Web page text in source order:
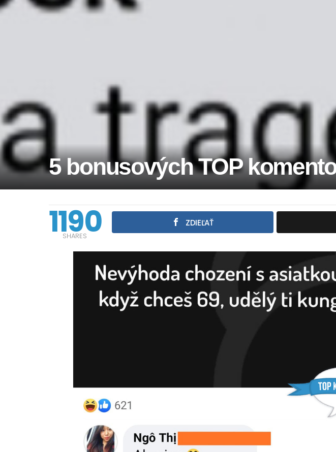
5 bonusových TOP
1190
SHARES
ZDIEĽAŤ